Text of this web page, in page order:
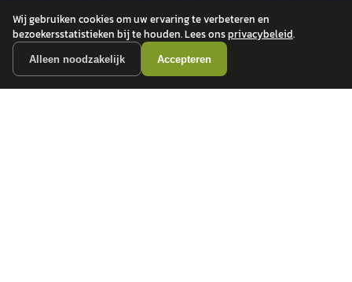
Wij gebruiken cookies om uw ervaring te verbeteren en
bezoekersstatistieken bij te houden. Lees onsprivacybeleid.
Alleen noodzakelijk Accepteren